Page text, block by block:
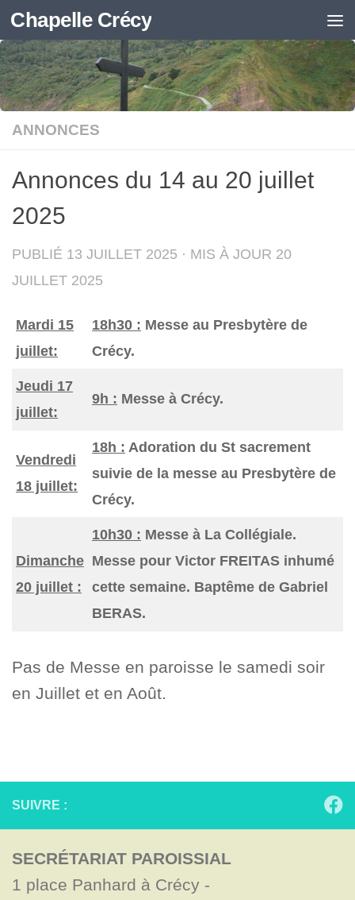
Skip to content
Chapelle Crécy
ANNONCES
Annonces du 14 au 20 juillet
2025
PUBLIÉ 13 JUILLET 2025 · MIS À JOUR 20
JUILLET 2025
Mardi 15
juillet:
18h30 : Messe au Presbytère de
Crécy.
Jeudi 17
juillet:
9h : Messe à Crécy.
Vendredi
18 juillet:
18h : Adoration du St sacrement
suivie de la messe au Presbytère de
Crécy.
Dimanche
20 juillet :
10h30 : Messe à La Collégiale.
Messe pour Victor FREITAS inhumé
cette semaine. Baptême de Gabriel
BERAS.
Pas de Messe en paroisse le samedi soir
en Juillet et en Août.
SUIVRE :
SECRÉTARIAT PAROISSIAL
1 place Panhard à Crécy -